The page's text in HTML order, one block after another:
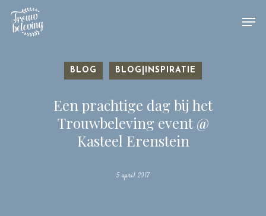
Hit enter to search or ESC to close
BLOG BLOG|INSPIRATIE
Een prachtige dag bij het
Trouwbeleving event @
Kasteel Erenstein
5 april 2017